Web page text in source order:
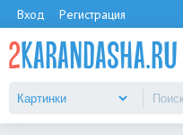
Вход Регистрация